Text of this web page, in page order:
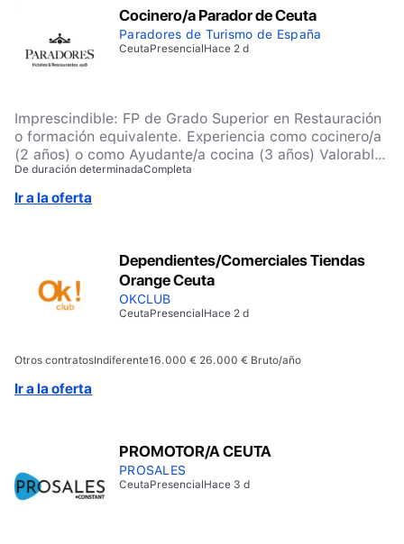
Cocinero/a Parador de Ceuta
Paradores de Turismo de España
CeutaPresencialHace 2 d
Imprescindible: FP de Grado Superior en Restauración
o formación equivalente. Experiencia como cocinero/a
(2 años) o como Ayudante/a cocina (3 años) Valorable:
Diplomatura en Hostelería
De duración determinadaCompleta
Ir a la oferta
Dependientes/Comerciales Tiendas
Orange Ceuta
OKCLUB
CeutaPresencialHace 2 d
Otros contratosIndiferente16.000 € 26.000 € Bruto/año
Ir a la oferta
PROMOTOR/A CEUTA
PROSALES
CeutaPresencialHace 3 d